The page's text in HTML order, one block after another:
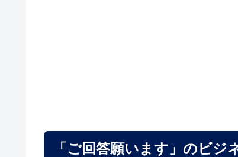
「ご回答願います」のビジ